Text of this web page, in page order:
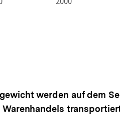
werden auf dem